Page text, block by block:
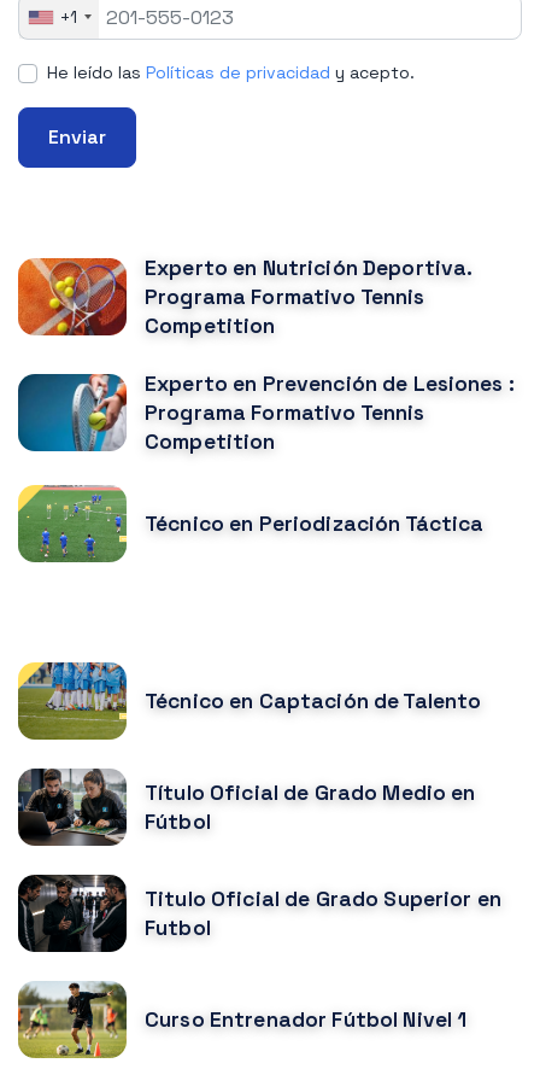
+1
He leído las Políticas de privacidad y acepto.
Enviar
Experto en Nutrición Deportiva.
Programa Formativo Tennis
Competition
Experto en Prevención de Lesiones :
Programa Formativo Tennis
Competition
Técnico en Periodización Táctica
Técnico en Captación de Talento
Título Oficial de Grado Medio en
Fútbol
Titulo Oficial de Grado Superior en
Futbol
Curso Entrenador Fútbol Nivel 1